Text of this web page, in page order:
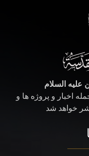
السلام
اخبار و پروژه ها و
خواهد شد